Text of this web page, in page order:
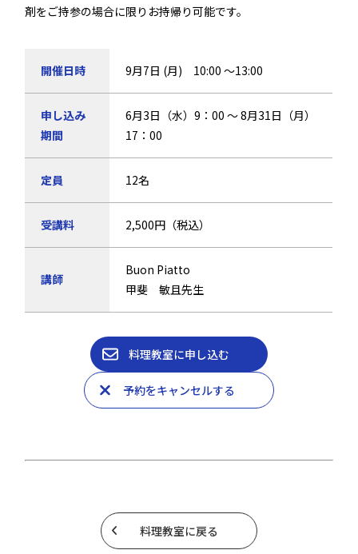
剤をご持参の場合に限りお持帰り可能です。
開催日時 9月7日 (月) 10:00 ～13:00
申し込み
期間
6月3日（水）9：00 ～ 8月31日（月）
17：00
定員 12名
受講料 2,500円（税込）
講師
Buon Piatto
甲斐 敏且先生
料理教室に申し込む
予約をキャンセルする
料理教室に戻る